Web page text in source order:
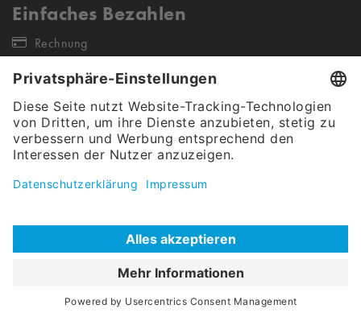
Einfaches Bezahlen
Rechnung
Unsere Versandpartner
Öffentliche Auftraggeber (keine Wiederverkäufer sowie Einzel- &